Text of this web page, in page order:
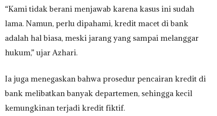
“Kami tidak berani menjawab karena kasus ini sudah
lama. Namun, perlu dipahami, kredit macet di bank
adalah hal biasa, meski jarang yang sampai melanggar
hukum,” ujar Azhari.
Ia juga menegaskan bahwa prosedur pencairan kredit di
bank melibatkan banyak departemen, sehingga kecil
kemungkinan terjadi kredit fiktif.